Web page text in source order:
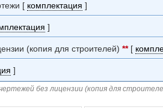
[ комплектация ]
]
(копия для строителей) **[
]
без лицензии (копия для